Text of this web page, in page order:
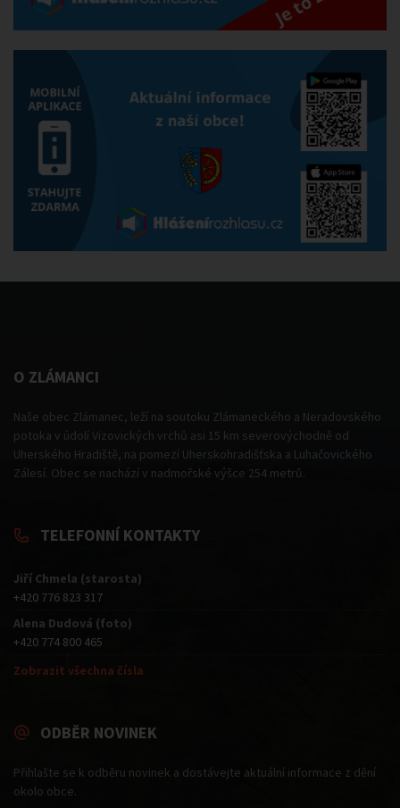
O ZLÁMANCI
Naše obec Zlámanec, leží na soutoku Zlámaneckého a Neradovského
potoka v údolí Vizovických vrchů asi 15 km severovýchodně od
Uherského Hradiště, na pomezí Uherskohradišťska a Luhačovického
Zálesí. Obec se nachází v nadmořské výšce 254 metrů.
TELEFONNÍ KONTAKTY
Jiří Chmela (starosta)
+420 776 823 317
Alena Dudová (foto)
+420 774 800 465
Zobrazit všechna čísla
ODBĚR NOVINEK
Přihlašte se k odběru novinek a dostávejte aktuální informace z dění
okolo obce.